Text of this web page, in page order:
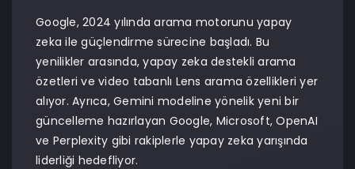
Google, 2024 yılında arama motorunu yapay
zeka ile güçlendirme sürecine başladı. Bu
yenilikler arasında, yapay zeka destekli arama
özetleri ve video tabanlı Lens arama özellikleri yer
alıyor. Ayrıca, Gemini modeline yönelik yeni bir
güncelleme hazırlayan Google, Microsoft, OpenAI
ve Perplexity gibi rakiplerle yapay zeka yarışında
liderliği hedefliyor.